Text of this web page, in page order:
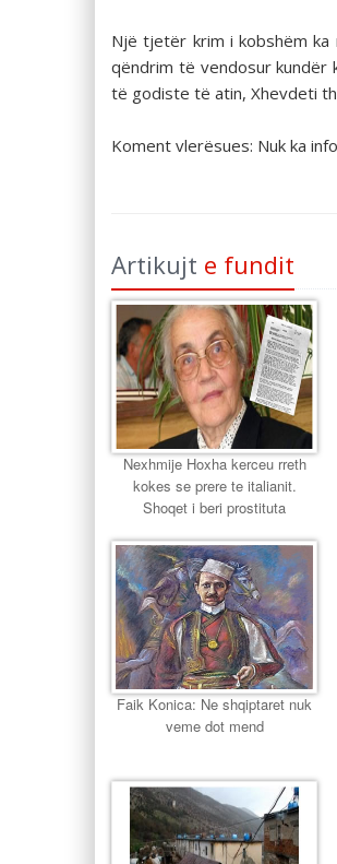
Një tjetër krim i kobshëm ka
qëndrim të vendosur kundër
të godiste të atin, Xhevdeti
Koment vlerësues: Nuk ka
Artikujt e fundit
Nexhmije Hoxha kerceu rreth
kokes se prere te italianit.
Shoqet i beri prostituta
Faik Konica: Ne shqiptaret nuk
veme dot mend